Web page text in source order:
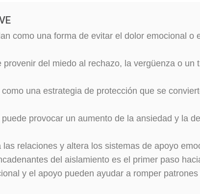
como una forma de evitar el dolor emocional o
provenir del miedo al rechazo, la vergüenza o un
una estrategia de protección que se
provocar un aumento de la ansiedad y la
las relaciones y altera los sistemas de apoyo
del aislamiento es el primer paso
y el apoyo pueden ayudar a romper patrones